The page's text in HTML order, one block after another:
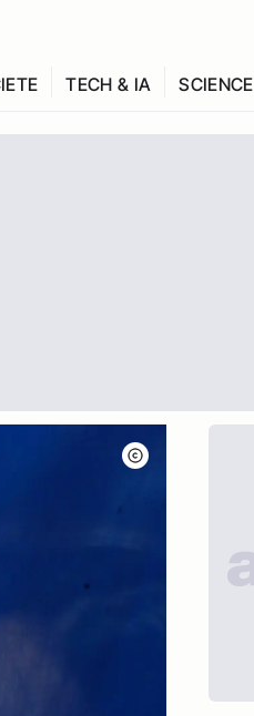
TECH & IA SCIENCE